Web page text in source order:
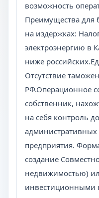
возможность
Преимущества для
на издержках:
электроэнергию в
ниже
Отсутствие
РФ.Операционное
собственник,
на себя контроль
административных
предприятия.
создание
недвижимостью)
инвестиционными